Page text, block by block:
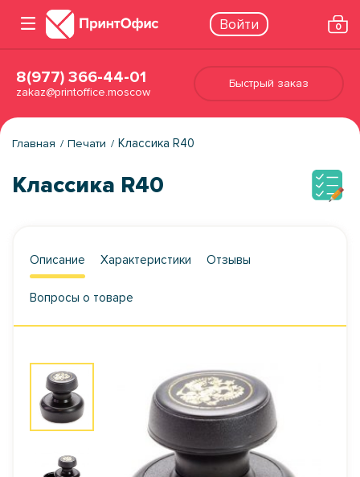
Войти 0
8(977) 366-44-01
zakaz@printoffice.moscow
Быстрый заказ
Главная Печати Классика R40
Классика R40
Описание Характеристики Отзывы
Вопросы о товаре